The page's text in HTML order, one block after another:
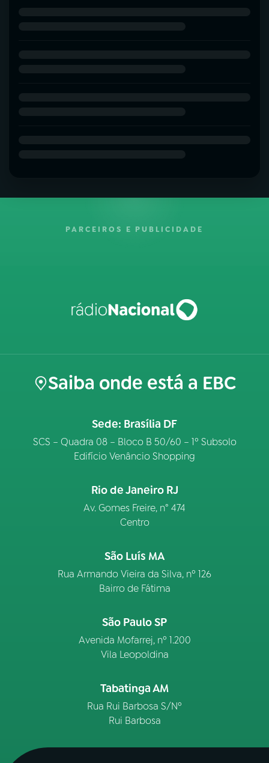
PARCEIROS E PUBLICIDADE
Saiba onde está a EBC
Sede: Brasília DF
SCS – Quadra 08 – Bloco B 50/60 – 1º Subsolo
Edifício Venâncio Shopping
Rio de Janeiro RJ
Av. Gomes Freire, n° 474
Centro
São Luís MA
Rua Armando Vieira da Silva, nº 126
Bairro de Fátima
São Paulo SP
Avenida Mofarrej, nº 1.200
Vila Leopoldina
Tabatinga AM
Rua Rui Barbosa S/Nº
Rui Barbosa